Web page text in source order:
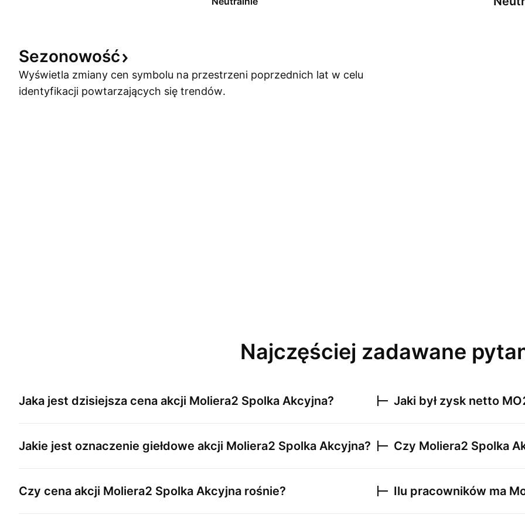
Sezonowość
Wyświetla zmiany cen symbolu na przestrzeni poprzednich lat w celu
identyfikacji powtarzających się trendów.
Najczęściej zadawane
Jaka jest dzisiejsza cena akcji Moliera2 Spolka Akcyjna?
Jakie jest oznaczenie giełdowe akcji Moliera2 Spolka Akcyjna?
Czy cena akcji Moliera2 Spolka Akcyjna rośnie?
Jaki był zysk netto
Czy Moliera2 Spolka
Ilu pracowników ma